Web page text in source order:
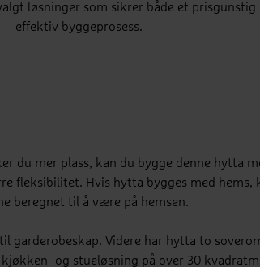
løsninger som sikrer både et
effektiv byggeprosess.
du mer plass, kan du bygge denne hytta
fleksibilitet. Hvis hytta bygges med hems,
beregnet til å være på hemsen.
garderobeskap. Videre har hytta to
og stueløsning på over 30